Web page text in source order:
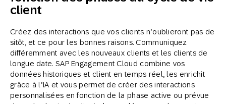
client
Créez des interactions que vos clients n’oublieront pas de
sitôt, et ce pour les bonnes raisons. Communiquez
différemment avec les nouveaux clients et les clients de
longue date. SAP Engagement Cloud combine vos
données historiques et client en temps réel, les enrichit
grâce à l’IA et vous permet de créer des interactions
personnalisées en fonction de la phase active ou prévue